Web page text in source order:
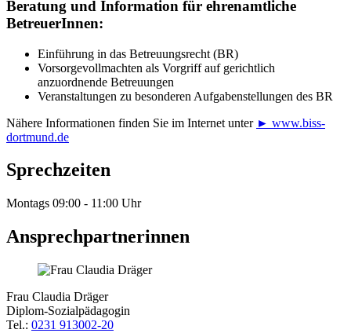
Beratung und Information für ehrenamtliche
BetreuerInnen:
Einführung in das Betreuungsrecht (BR)
Vorsorgevollmachten als Vorgriff auf gerichtlich
anzuordnende Betreuungen
Veranstaltungen zu besonderen Aufgabenstellungen des BR
Nähere Informationen finden Sie im Internet unter ► www.biss-
dortmund.de
Sprechzeiten
Montags 09:00 - 11:00 Uhr
Ansprechpartnerinnen
Frau Claudia Dräger
Diplom-Sozialpädagogin
Tel.: 0231 913002-20